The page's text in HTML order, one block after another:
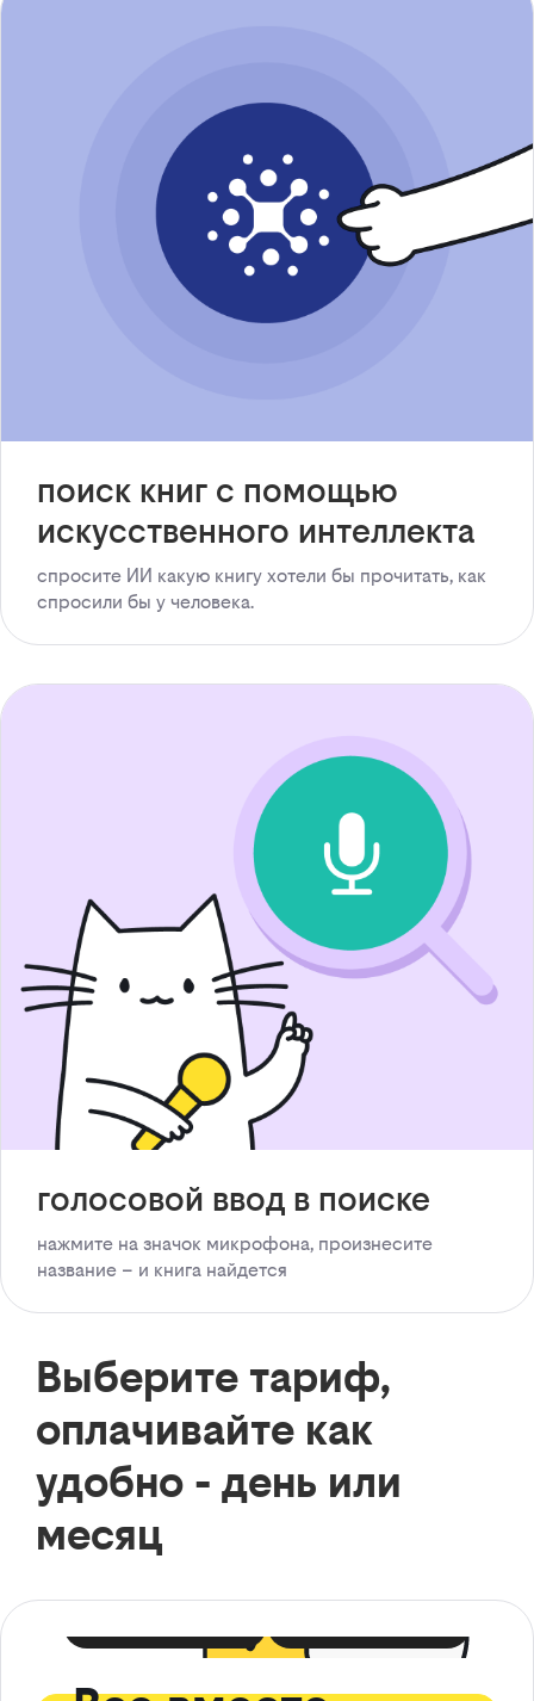
поиск книг с помощью
искусственного интеллекта
спросите ИИ какую книгу хотели бы прочитать, как
спросили бы у человека.
голосовой ввод в поиске
нажмите на значок микрофона, произнесите
название – и книга найдется
Выберите тариф,
оплачивайте как
удобно - день или
месяц